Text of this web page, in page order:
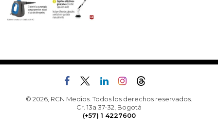
© 2026, RCN Medios. Todos los derechos reservados.
Cr. 13a 37-32, Bogotá
(+57) 1 4227600